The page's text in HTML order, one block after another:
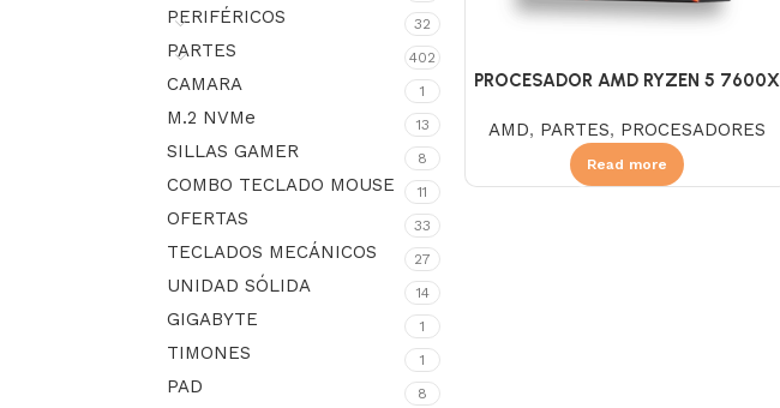
PERIFÉRICOS 32
PARTES 402
CAMARA 1
M.2 NVMe 13
SILLAS GAMER 8
COMBO TECLADO MOUSE 11
OFERTAS 33
TECLADOS MECÁNICOS 27
UNIDAD SÓLIDA 14
GIGABYTE 1
TIMONES 1
PAD 8
PROCESADOR AMD RYZEN 5 7600X
AMD, PARTES, PROCESADORES
Read more